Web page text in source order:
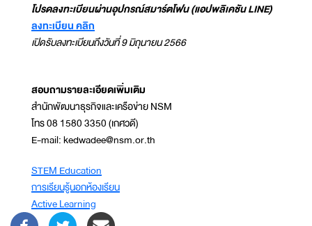
โปรดลงทะเบียนผ่านอุปกรณ์สมาร์ตโฟน (แอปพลิเคชัน LINE)
ลงทะเบียน คลิก
เปิดรับลงทะเบียนถึงวันที่ 9 มิถุนายน 2566
สอบถามรายละเอียดเพิ่มเติม
สำนักพัฒนาธุรกิจและเครือข่าย NSM
โทร 08 1580 3350 (เกศวดี)
E-mail: kedwadee@nsm.or.th
STEM Education
การเรียนรู้นอกห้องเรียน
Active Learning